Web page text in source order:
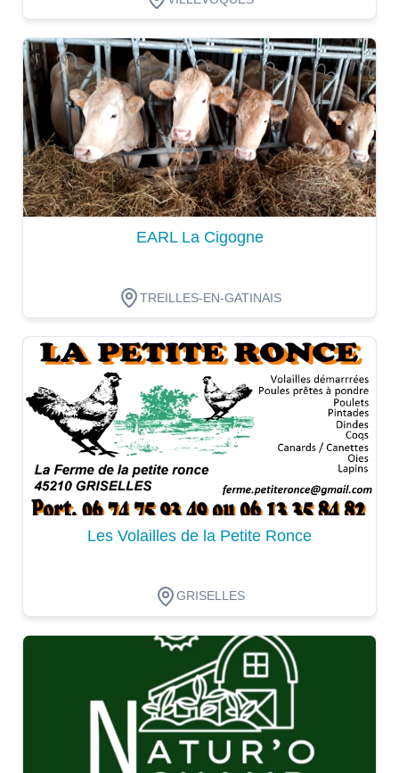
Dégustation
EARL La Cigogne
TREILLES-EN-GATINAIS
Dégustation
Les Volailles de la Petite Ronce
GRISELLES